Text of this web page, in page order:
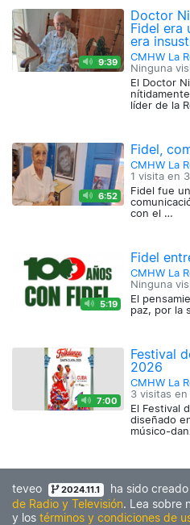
9:39
Doctor
Fidel era
era
CMHW La
Ninguna
El Doctor
líder de la
6:52
Fidel,
CMHW La
1 visita en
Fidel fue
con el …
5:19
Fidel
CMHW La
Ninguna
El
paz, por la
7:00
Festival
2026
CMHW La
3 visitas en
El Festival
diseñado
músico-
teveo 2024.11.1 ha sido
de Radio y Televisión. Lea sobre
y los términos y condiciones de